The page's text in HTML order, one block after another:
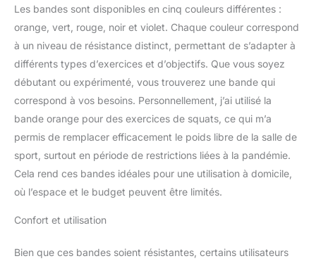
Longueur : 104,1 cm -
Épaisseur : 0,95 cm -
Ces bandes sont
conçues pour un usage
quotidien et sont les
favoris des gymnases
commerciaux et des
Les produits
internationaux ont des
conditions distinctes,
sont vendus depuis
différer des produits
classification par âge et
Les bandes sont disponibles en cinq couleurs différentes :
orange, vert, rouge, noir et violet. Chaque couleur correspond
à un niveau de résistance distinct, permettant de s’adapter à
différents types d’exercices et d’objectifs. Que vous soyez
débutant ou expérimenté, vous trouverez une bande qui
correspond à vos besoins. Personnellement, j’ai utilisé la
bande orange pour des exercices de squats, ce qui m’a
permis de remplacer efficacement le poids libre de la salle de
sport, surtout en période de restrictions liées à la pandémie.
Cela rend ces bandes idéales pour une utilisation à domicile,
où l’espace et le budget peuvent être limités.
Confort et utilisation
Bien que ces bandes soient résistantes, certains utilisateurs